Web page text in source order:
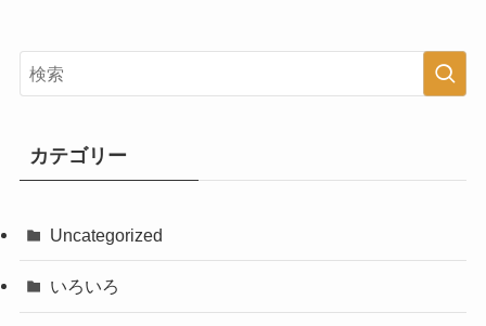
カテゴリー
Uncategorized
いろいろ